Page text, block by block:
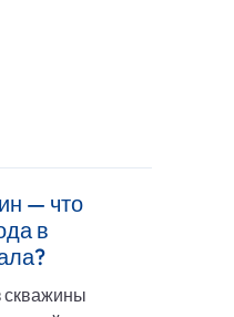
— что
в
скважины